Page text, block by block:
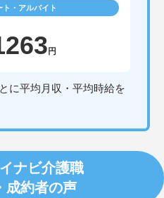
ト・アルバイト
円
に平均月収・平均時給を
ナビ介護職
成約者の声